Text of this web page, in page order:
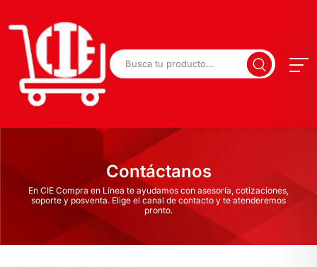
Contáctanos
En CIE Compra en Línea te ayudamos con asesoría, cotizaciones,
soporte y posventa. Elige el canal de contacto y te atenderemos
pronto.